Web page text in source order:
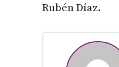
Rubén Díaz.